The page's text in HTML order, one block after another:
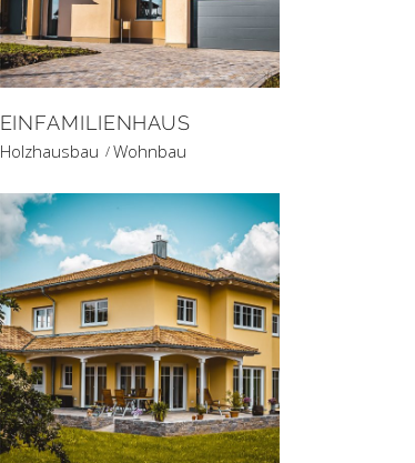
EINFAMILIENHAUS
Holzhausbau Wohnbau